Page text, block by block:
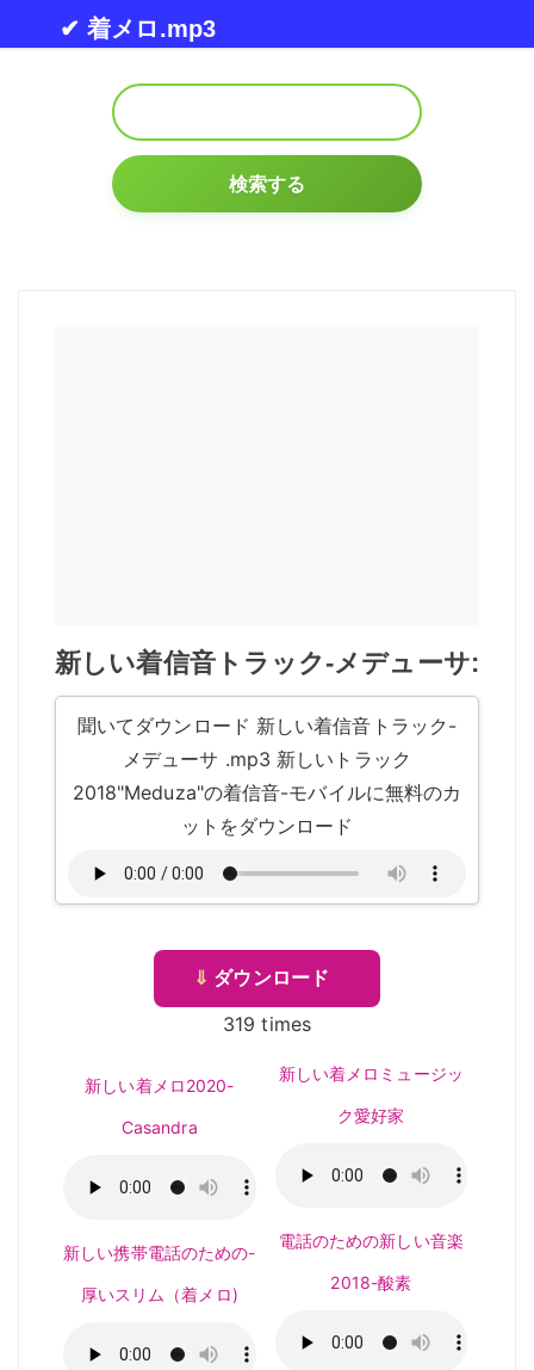
Skip to content
✔ 着メロ.mp3
検索する
新しい着信音トラック-メデューサ:
聞いてダウンロード 新しい着信音トラック-
メデューサ .mp3 新しいトラック
2018"Meduza"の着信音-モバイルに無料のカ
ットをダウンロード
⇓ ダウンロード
319 times
新しい着メロ2020-
Casandra
新しい携帯電話のための-
厚いスリム（着メロ)
新しい着メロミュージッ
ク愛好家
電話のための新しい音楽
2018-酸素